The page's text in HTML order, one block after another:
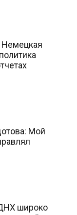
Мой
широко